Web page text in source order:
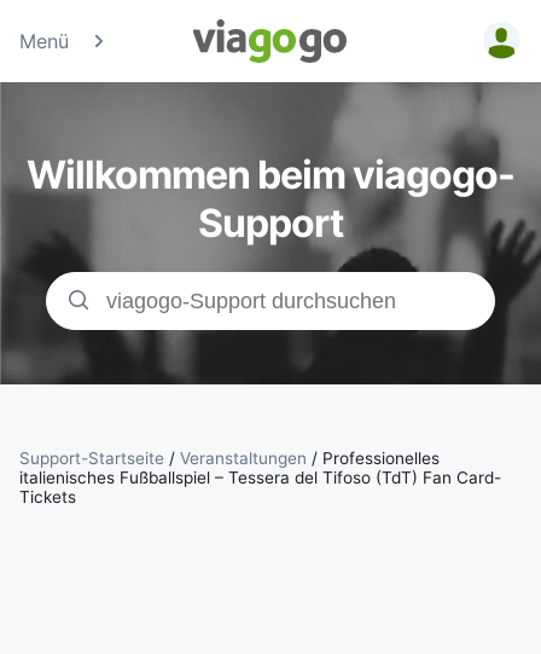
Menü
Tickets -
Konzert-,
&
| viagogo der
Willkommen beim viagogo-
Support
Support-Startseite / Veranstaltungen / Professionelles
italienisches Fußballspiel – Tessera del Tifoso (TdT) Fan Card-
Tickets